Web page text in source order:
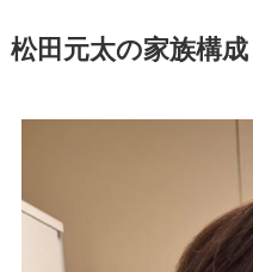
松田元太の家族構成